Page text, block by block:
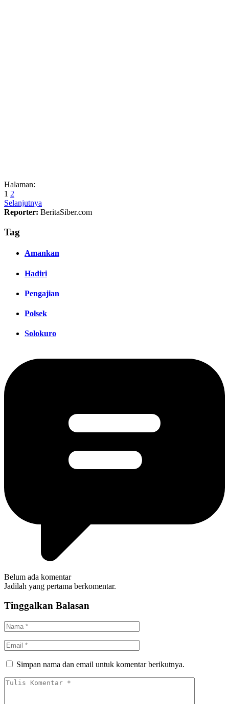
Halaman:
1 2
Selanjutnya
Reporter: BeritaSiber.com
Tag
Amankan
Hadiri
Pengajian
Polsek
Solokuro
Belum ada komentar
Jadilah yang pertama berkomentar.
Tinggalkan Balasan
Simpan nama dan email untuk komentar berikutnya.